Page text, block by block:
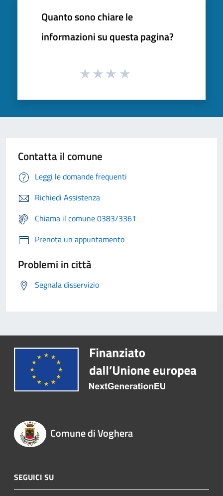
Quanto sono chiare le
informazioni su questa pagina?
Contatta il comune
Leggi le domande frequenti
Richiedi Assistenza
Chiama il comune 0383/3361
Prenota un appuntamento
Problemi in città
Segnala disservizio
Comune di Voghera
SEGUICI SU